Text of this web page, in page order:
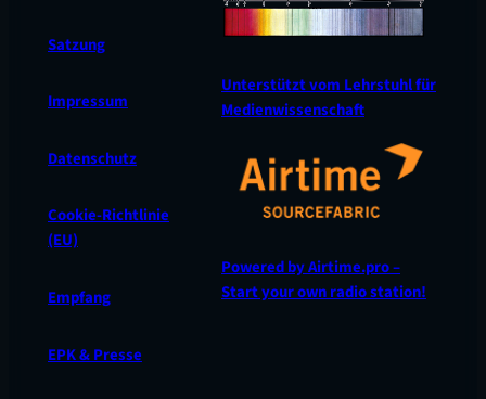
Satzung
Impressum
Datenschutz
Cookie-Richtlinie
(EU)
Empfang
EPK & Presse
Unterstützt vom Lehrstuhl für
Medienwissenschaft
Powered by Airtime.pro –
Start your own radio station!